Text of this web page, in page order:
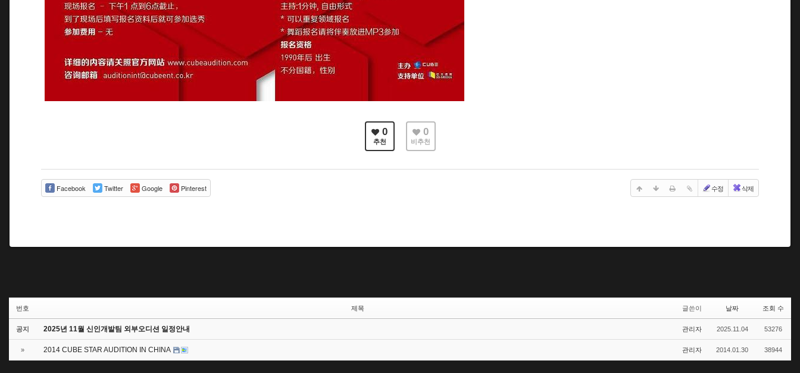
0
추천
0
비추천
Facebook Twitter Google Pinterest 수정 삭제
번호 제목 글쓴이 날짜 조회 수
공지 2025년 11월 신인개발팀 외부오디션 일정안내 관리자 2025.11.04 53276
» 2014 CUBE STAR AUDITION IN CHINA 관리자 2014.01.30 38944